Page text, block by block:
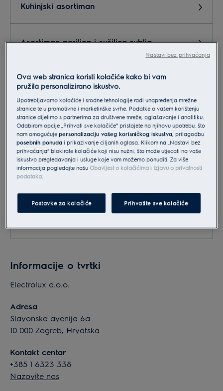
Kuhinjski asortiman
Asortiman perilica i sušilica rublja
Usisavači i mali kućanski aparati
Marketing,PR
Servis, reklamacije, postprodaja
Informacije o tvrtki
Electrolux d.o.o.
Adresa
Slavonska avenija 6a
10 000 Zagreb, Hrvatska
Kontakt centar
+385 1 6323 338
Nazovite nas
Ova web stranica koristi kolačiće kako bi vam
pružila personalizirano iskustvo.
Upotrebljavamo kolačiće i srodne tehnologije radi unapređenja mrežne
stranice te u promotivne i marketinške svrhe. Podatke o vašem korištenju
stranice dijelimo s partnerima za društvene mreže, oglašavanje i analitiku.
Odabirom opcije „Prihvati sve kolačiće” pristajete na njihovu upotrebu, što
nam omogućujepersonalizaciju vašeg korisničkog iskustva, prilagodbu
posebnih ponuda i prikazivanje ciljanih oglasa. Klikom na „Nastavi bez
prihvaćanja” blokirate kolačiće koji nisu nužni, što može utjecati na vaše
iskustvo pregledavanja i usluge koje vam možemo ponuditi. Za više
informacija pogledajte našu Obavijest o kolačićima i Izjavu o privatnosti
podataka.
Postavke za kolačiće Prihvatite sve kolačiće
Nastavi bez prihvaćanja